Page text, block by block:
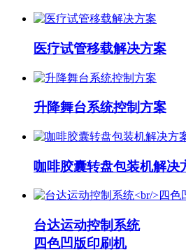
医疗试管移载解决方案
升降舞台系统控制方案
咖啡胶囊转盘包装机解决
台达运动控制系统
四色凹版印刷机